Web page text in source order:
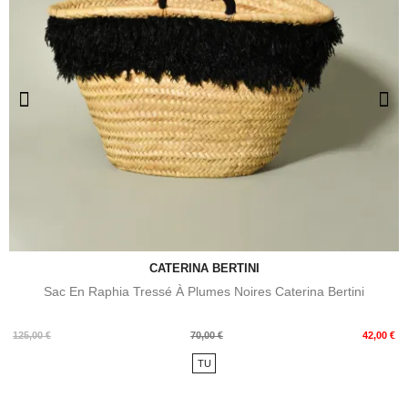
CATERINA BERTINI
Sac En Raphia Tressé À Plumes Noires Caterina Bertini
125,00 €
Prix
70,00 € 42,00 €
Prix
TU